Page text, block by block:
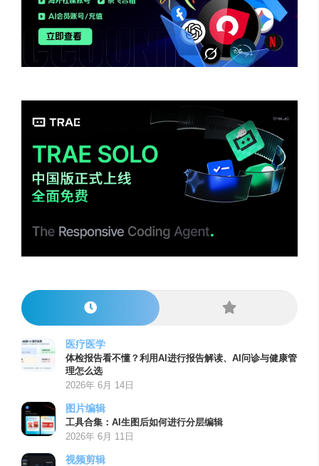
医疗医学
体检报告看不懂？利用AI进行报告解读、AI问诊与健康管
理怎么选
2026年 6月 14日
图片编辑
工具合集：AI生图后如何进行分层编辑
2026年 6月 11日
视频剪辑